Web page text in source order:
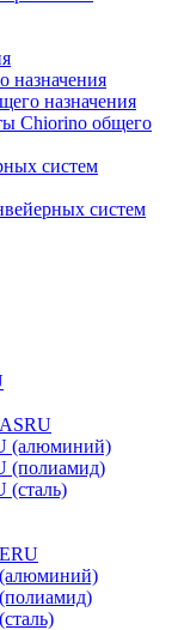
назначения
назначения
Chiorino общего
систем
систем
(алюминий)
(полиамид)
(сталь)